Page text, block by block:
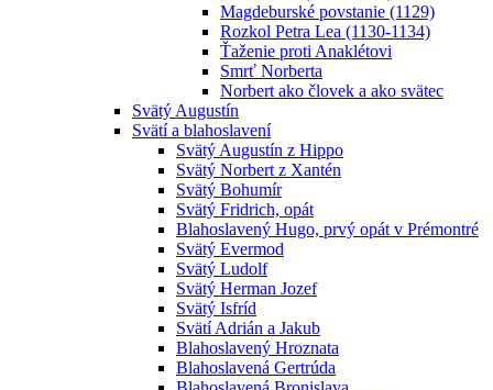
Magdeburské povstanie (1129)
Rozkol Petra Lea (1130-1134)
Ťaženie proti Anaklétovi
Smrť Norberta
Norbert ako človek a ako svätec
Svätý Augustín
Svätí a blahoslavení
Svätý Augustín z Hippo
Svätý Norbert z Xantén
Svätý Bohumír
Svätý Fridrich, opát
Blahoslavený Hugo, prvý opát v Prémontré
Svätý Evermod
Svätý Ludolf
Svätý Herman Jozef
Svätý Isfríd
Svätí Adrián a Jakub
Blahoslavený Hroznata
Blahoslavená Gertrúda